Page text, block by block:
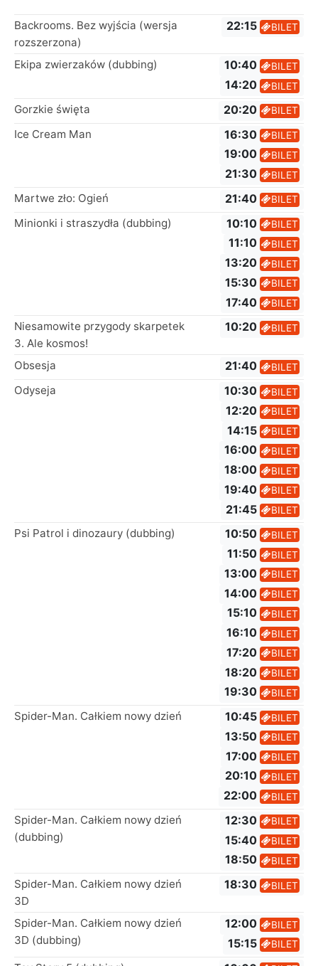
Backrooms. Bez wyjścia (wersja
rozszerzona)
22:15 BILET
Ekipa zwierzaków (dubbing) 10:40 BILET
14:20 BILET
Gorzkie święta 20:20 BILET
Ice Cream Man 16:30 BILET
19:00 BILET
21:30 BILET
Martwe zło: Ogień 21:40 BILET
Minionki i straszydła (dubbing) 10:10 BILET
11:10 BILET
13:20 BILET
15:30 BILET
17:40 BILET
Niesamowite przygody skarpetek
3. Ale kosmos!
10:20 BILET
Obsesja 21:40 BILET
Odyseja 10:30 BILET
12:20 BILET
14:15 BILET
16:00 BILET
18:00 BILET
19:40 BILET
21:45 BILET
Psi Patrol i dinozaury (dubbing) 10:50 BILET
11:50 BILET
13:00 BILET
14:00 BILET
15:10 BILET
16:10 BILET
17:20 BILET
18:20 BILET
19:30 BILET
Spider-Man. Całkiem nowy dzień 10:45 BILET
13:50 BILET
17:00 BILET
20:10 BILET
22:00 BILET
Spider-Man. Całkiem nowy dzień
(dubbing)
12:30 BILET
15:40 BILET
18:50 BILET
Spider-Man. Całkiem nowy dzień
3D
18:30 BILET
Spider-Man. Całkiem nowy dzień
3D (dubbing)
12:00 BILET
15:15 BILET